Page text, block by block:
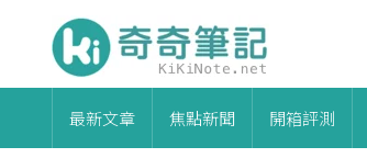
最新文章 焦點新聞 開箱評測